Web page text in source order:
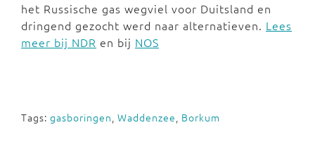
het Russische gas wegviel voor Duitsland en
dringend gezocht werd naar alternatieven. Lees
meer bij NDR en bij NOS
Tags: gasboringen, Waddenzee, Borkum